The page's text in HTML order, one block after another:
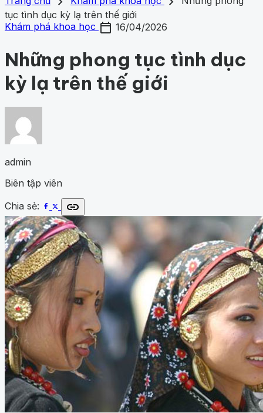
Chủ đề
Khám phá khoa học 424 Khoa học vũ trụ
nghệ
82
Gợi ý danh mục
Khám phá khoa họcKhoa học vũ trụ
tục tình dục kỳ lạ trên thế giới
Khám phá khoa học calendar_today 16/04/2026
Những phong tục tình dục
kỳ lạ trên thế giới
admin
Biên tập viên
Chia sẻ:
link